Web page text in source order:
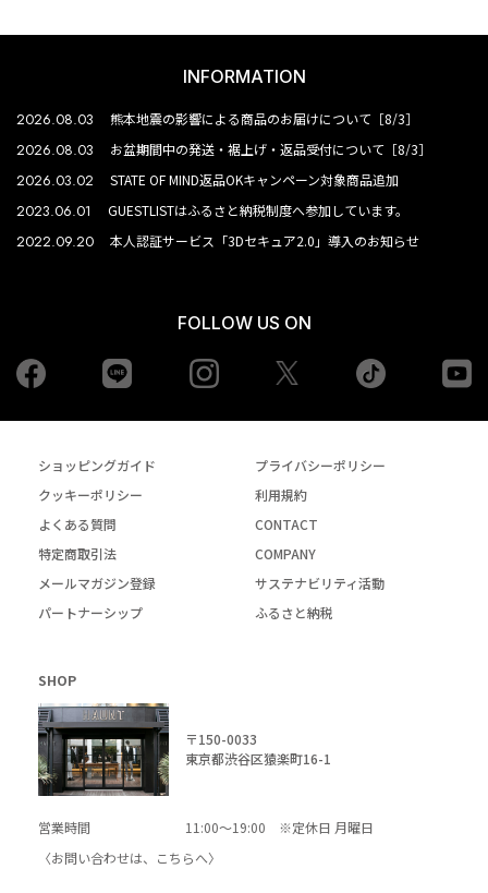
INFORMATION
2026.08.03 熊本地震の影響による商品のお届けについて［8/3］
2026.08.03 お盆期間中の発送・裾上げ・返品受付について［8/3］
2026.03.02 STATE OF MIND返品OKキャンペーン対象商品追加
2023.06.01 GUESTLISTはふるさと納税制度へ参加しています。
2022.09.20 本人認証サービス「3Dセキュア2.0」導入のお知らせ
FOLLOW US ON
Facebook Instagram tiktok
ショッピングガイド
プライバシーポリシー
クッキーポリシー
利用規約
よくある質問
CONTACT
特定商取引法
COMPANY
メールマガジン登録
サステナビリティ活動
パートナーシップ
ふるさと納税
SHOP
〒150-0033
東京都渋谷区猿楽町16-1
営業時間
11:00～19:00 ※定休日 月曜日
〈お問い合わせは、
こちらへ〉